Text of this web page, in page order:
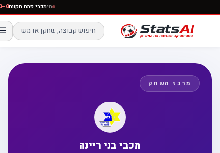
חימכבי פתח
☰
מרכז משחק
מכבי בני ריינה